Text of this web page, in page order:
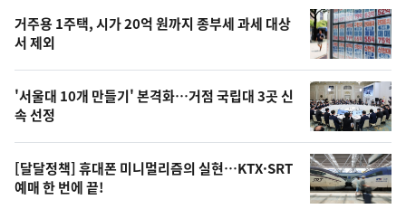
최
신,
오
늘
의
영
상
기
뉴
스
거주용 1주택, 시가 20억 원까지 종부세 과세 대상
서 제외
'서울대 10개 만들기' 본격화…거점 국립대 3곳 신
속 선정
[달달정책] 휴대폰 미니멀리즘의 실현…KTX·SRT
예매 한 번에 끝!